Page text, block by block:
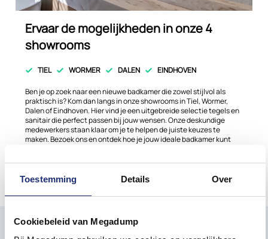
Toestemming Details Over
Cookiebeleid van Megadump
Ervaar de mogelijkheden in onze 4
showrooms
TIEL WORMER DALEN EINDHOVEN
Ben je op zoek naar een nieuwe badkamer die zowel stijlvol als
praktisch is? Kom dan langs in onze showrooms in Tiel, Wormer,
Dalen of Eindhoven. Hier vind je een uitgebreide selectie tegels en
sanitair die perfect passen bij jouw wensen. Onze deskundige
medewerkers staan klaar om je te helpen de juiste keuzes te
maken. Bezoek ons en ontdek hoe je jouw ideale badkamer kunt
Plan nu een afspaak Meer info
Mis onze laatste ontwikkelingen en aanbiedingen